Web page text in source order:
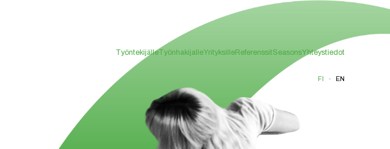
TyöntekijälleTyönhakijalleYrityksilleReferenssitSeasonsYhteystiedot
FI - EN